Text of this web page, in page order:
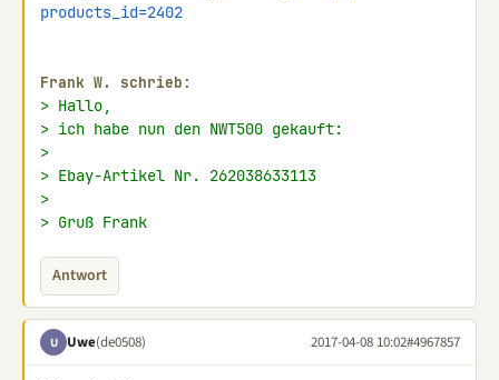
products_id=2402
Frank W. schrieb:
> Hallo,
> ich habe nun den NWT500 gekauft:
>
> Ebay-Artikel Nr. 262038633113
>
> Gruß Frank
Antwort
U Uwe(de0508) 2017-04-08 10:02#4967857